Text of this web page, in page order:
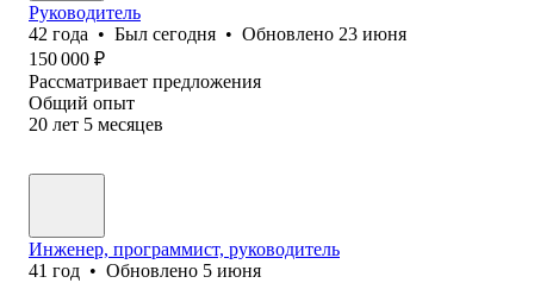
Руководитель
42 года • Был сегодня • Обновлено 23 июня
150 000 ₽
Рассматривает предложения
Общий опыт
20 лет 5 месяцев
Инженер, программист, руководитель
41 год • Обновлено 5 июня